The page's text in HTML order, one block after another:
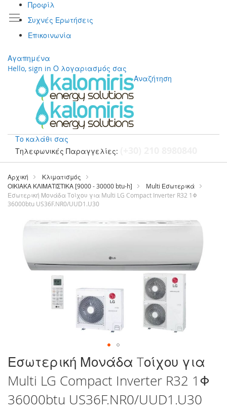
Προφίλ
Συχνές Ερωτήσεις
Επικοινωνία
Αγαπημένα
Hello, sign in Ο λογαριασμός σας
Αναζήτηση
Το καλάθι σας
Τηλεφωνικές Παραγγελίες:
Μετάβαση
περιεχόμενο
Αρχική
Κλιματισμός
ΟΙΚΙΑΚΑ ΚΛΙΜΑΤΙΣΤΙΚΑ [9000 - 30000 btu-h]
Multi Εσωτερικά
Εσωτερική Μονάδα Tοίχου για Multi LG Compact Inverter R32 1Φ
36000btu US36F.NR0/UUD1.U30
Μετάβαση
συλλογής
εικόνων
Μετάβαση
στην
αρχή
της
συλλογής
εικόνων
Εσωτερική Μονάδα Tοίχου για
Multi LG Compact Inverter R32 1Φ
36000btu US36F.NR0/UUD1.U30